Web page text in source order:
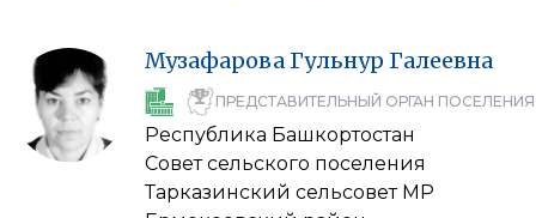
Музафарова Гульнур Галеевна
ПРЕДСТАВИТЕЛЬНЫЙ ОРГАН ПОСЕЛЕНИЯ
Республика Башкортостан
Совет сельского поселения
Тарказинский сельсовет МР